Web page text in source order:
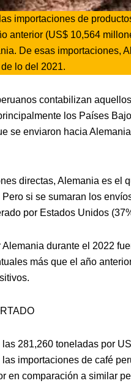
importaciones de
anterior (US$ 10,564
De esas importaciones,
lo del 2021.
contabilizan
los Países
se enviaron hacia
directas, Alemania es el
si se sumaran los
por Estados Unidos
durante el 2022
más que el año
281,260 toneladas por
importaciones de café
en comparación a similar